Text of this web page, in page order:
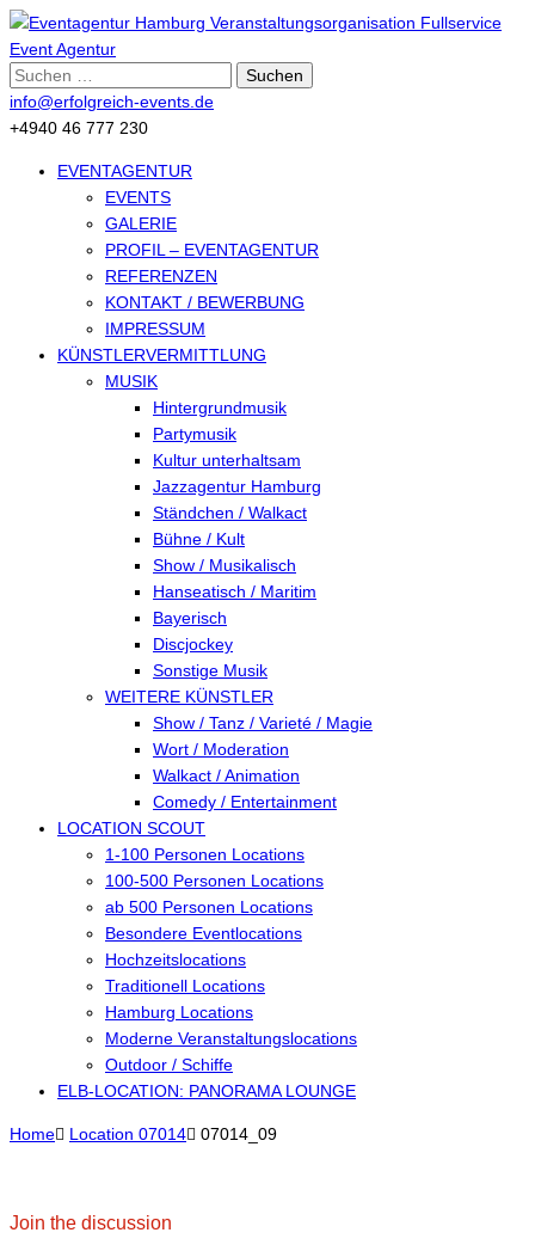
Suche
nach:
info@erfolgreich-events.de
+4940 46 777 230
EVENTAGENTUR
EVENTS
GALERIE
PROFIL – EVENTAGENTUR
REFERENZEN
KONTAKT / BEWERBUNG
IMPRESSUM
KÜNSTLERVERMITTLUNG
MUSIK
Hintergrundmusik
Partymusik
Kultur unterhaltsam
Jazzagentur Hamburg
Ständchen / Walkact
Bühne / Kult
Show / Musikalisch
Hanseatisch / Maritim
Bayerisch
Discjockey
Sonstige Musik
WEITERE KÜNSTLER
Show / Tanz / Varieté / Magie
Wort / Moderation
Walkact / Animation
Comedy / Entertainment
LOCATION SCOUT
1-100 Personen Locations
100-500 Personen Locations
ab 500 Personen Locations
Besondere Eventlocations
Hochzeitslocations
Traditionell Locations
Hamburg Locations
Moderne Veranstaltungslocations
Outdoor / Schiffe
ELB-LOCATION: PANORAMA LOUNGE
Home Location 07014 07014_09
Join the discussion